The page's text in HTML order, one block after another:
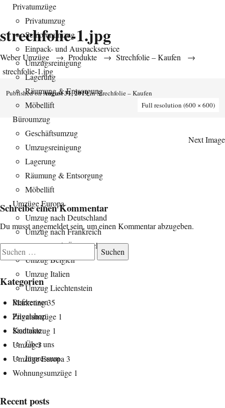
Privatumzüge
Privatumzug
Seniorenumzug
Einpack- und Auspackservice
Umzugsreinigung
Lagerung
Räumung & Entsorgung
Möbellift
Büroumzug
Geschäftsumzug
Umzugsreinigung
Lagerung
Räumung & Entsorgung
Möbellift
Umzüge Europa
Umzug nach Deutschland
Umzug nach Frankreich
Umzug nach Österreich
Umzug Belgien
Umzug Italien
Umzug Liechtenstein
Referenzen
Zügelshop
Kontakte
Über uns
Impressum
strechfolie-1.jpg
Weber Umzüge → Produkte → Strechfolie – Kaufen →
strechfolie-1.jpg
Published onAugust 31, 2019inStrechfolie – Kaufen
Full resolution (600 × 600)
Next Image
Schreibe einen Kommentar
Du musstangemeldetsein, um einen Kommentar abzugeben.
Suchen
nach:
Kategorien
Marketing35
Privatumzüge 1
Stadtumzug 1
Umzug3
Umzüge Europa 3
Wohnungsumzüge 1
Recent posts